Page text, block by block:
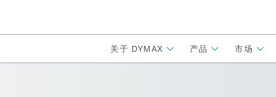
关于 DYMAX 产品 市场